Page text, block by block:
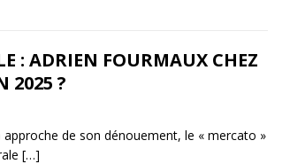
: ADRIEN FOURMAUX CHEZ
2025 ?
de son dénouement, le « mercato »
[…]